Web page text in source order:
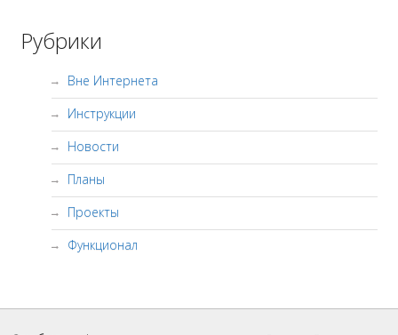
Рубрики
Вне Интернета
Инструкции
Новости
Планы
Проекты
Функционал